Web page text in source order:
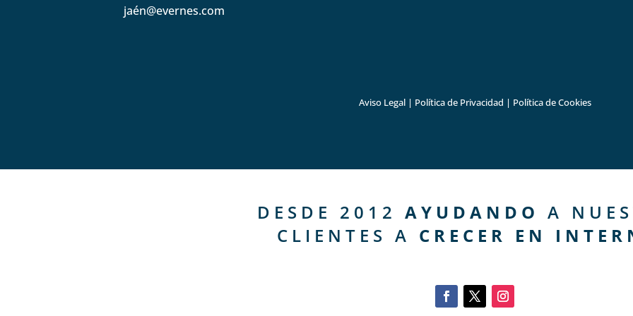
jaén@evernes.com
Aviso Legal| Política de Privacidad | Política de Cookies
DESDE 2012 AYUDANDO A
CLIENTES A CRECER EN